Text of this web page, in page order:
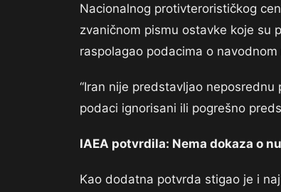
Nacionalnog protivterorističkog
zvaničnom pismu ostavke koje su
raspolagao podacima o
“Iran nije predstavljao
podaci ignorisani ili pogrešno
IAEA potvrdila: Nema dokaza o
Kao dodatna potvrda stigao je i